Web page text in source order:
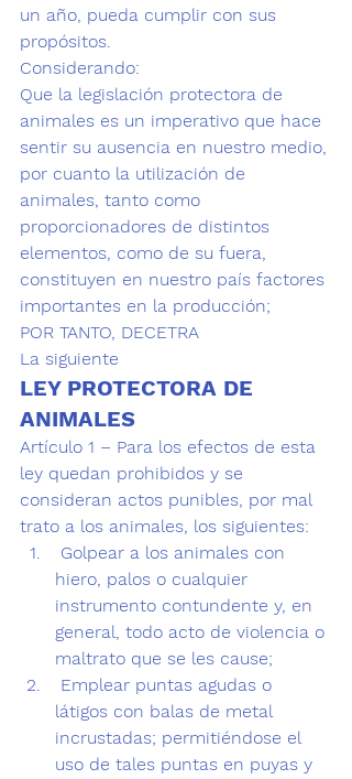
un año, pueda cumplir con sus
propósitos.
Considerando:
Que la legislación protectora de
animales es un imperativo que hace
sentir su ausencia en nuestro medio,
por cuanto la utilización de
animales, tanto como
proporcionadores de distintos
elementos, como de su fuera,
constituyen en nuestro país factores
importantes en la producción;
POR TANTO, DECETRA
La siguiente
LEY PROTECTORA DE
ANIMALES
Artículo 1 – Para los efectos de esta
ley quedan prohibidos y se
consideran actos punibles, por mal
trato a los animales, los siguientes:
hiero, palos o cualquier
instrumento contundente y, en
general, todo acto de violencia o
maltrato que se les cause;
látigos con balas de metal
incrustadas; permitiéndose el
uso de tales puntas en puyas y